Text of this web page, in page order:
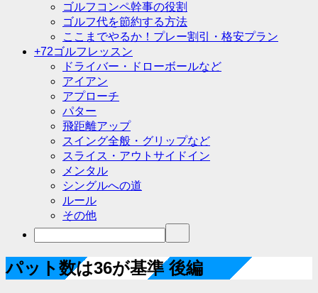
ゴルフコンペ幹事の役割
ゴルフ代を節約する方法
ここまでやるか！プレー割引・格安プラン
+72ゴルフレッスン
ドライバー・ドローボールなど
アイアン
アプローチ
パター
飛距離アップ
スイング全般・グリップなど
スライス・アウトサイドイン
メンタル
シングルへの道
ルール
その他
パット数は36が基準 後編